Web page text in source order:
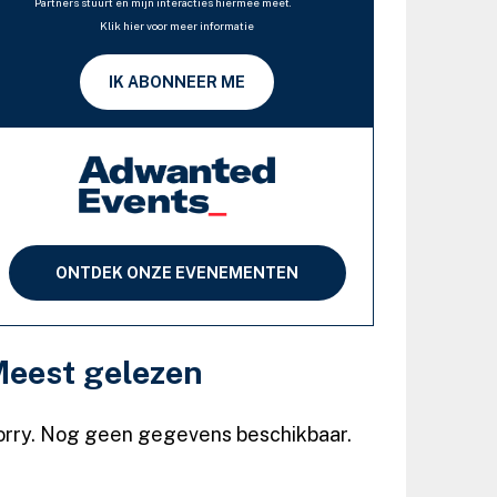
Klik hier voor meer informatie
IK ABONNEER ME
ONTDEK ONZE EVENEMENTEN
gelezen
Nog geen gegevens beschikbaar.